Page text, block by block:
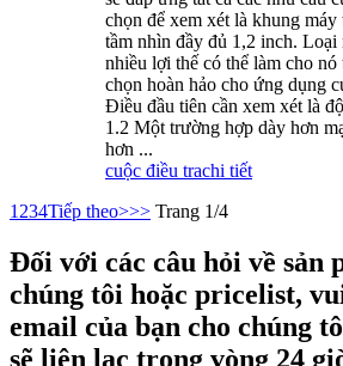
chọn để xem xét là khung
tầm nhìn đầy đủ 1,2 inch. Loại
nhiều lợi thế có thể làm cho nó
chọn hoàn hảo cho ứng dụng
Điều đầu tiên cần xem xét là
1.2 Một trường hợp dày hơn
hơn ...
cuộc điều trachi tiết
1 234Tiếp theo>>> Trang 1/4
Đối với các câu hỏi về sản
chúng tôi hoặc pricelist,
email của bạn cho chúng
sẽ liên lạc trong vòng 24